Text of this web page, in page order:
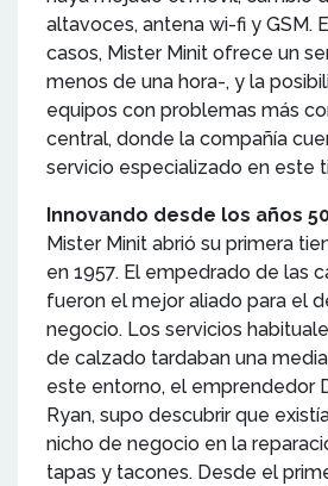
altavoces, antena wi-fi y GSM.
casos, Mister Minit ofrece un
menos de una hora-, y la
equipos con problemas más
central, donde la compañía
servicio especializado en este
Innovando desde los años
Mister Minit abrió su primera
en 1957. El empedrado de las
fueron el mejor aliado para el
negocio. Los servicios
de calzado tardaban una
este entorno, el emprendedor
Ryan, supo descubrir que
nicho de negocio en la
tapas y tacones. Desde el